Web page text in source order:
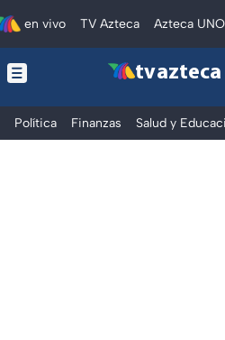
en vivo TV Azteca Azteca UNO
tv azteca
Política Finanzas Salud y